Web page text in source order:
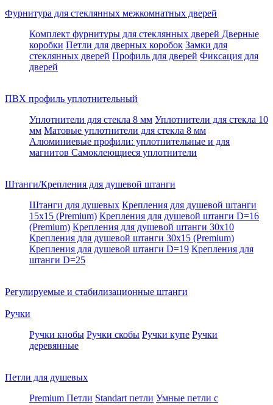
Фурнитура для стеклянных межкомнатных дверей
Комплект фурнитуры для стеклянных дверей Дверные
коробки Петли для дверных коробок Замки для
стеклянных дверей Профиль для дверей Фиксация для
дверей
ПВХ профиль уплотнительный
Уплотнители для стекла 8 мм Уплотнители для стекла 10
мм Матовые уплотнители для стекла 8 мм
Алюминиевые профили: уплотнительные и для
магнитов Самоклеющиеся уплотнители
Штанги/Крепления для душевой штанги
Штанги для душевых Крепления для душевой штанги
15х15 (Premium) Крепления для душевой штанги D=16
(Premium) Крепления для душевой штанги 30x10
Крепления для душевой штанги 30x15 (Premium)
Крепления для душевой штанги D=19 Крепления для
штанги D=25
Регулируемые и стабилизационные штанги
Ручки
Ручки кнобы Ручки скобы Ручки купе Ручки
деревянные
Петли для душевых
Premium Петли Standart петли Умные петли c